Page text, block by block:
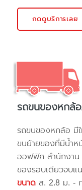
กดดูบริการเลย
รถขนของหกล้
รถขนของหกล้อ มี
ขนย้ายของที่มีน้ำห
ออฟฟิศ สำนักงาน
ของรอบเดียวจบแ
ขนาด ส. 2.8 ม. -